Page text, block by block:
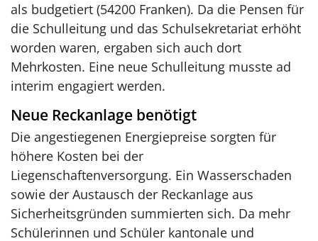
als budgetiert (54200 Franken). Da die Pensen für
die Schulleitung und das Schulsekretariat erhöht
worden waren, ergaben sich auch dort
Mehrkosten. Eine neue Schulleitung musste ad
interim engagiert werden.
Neue Reckanlage benötigt
Die angestiegenen Energiepreise sorgten für
höhere Kosten bei der
Liegenschaftenversorgung. Ein Wasserschaden
sowie der Austausch der Reckanlage aus
Sicherheitsgründen summierten sich. Da mehr
Schülerinnen und Schüler kantonale und